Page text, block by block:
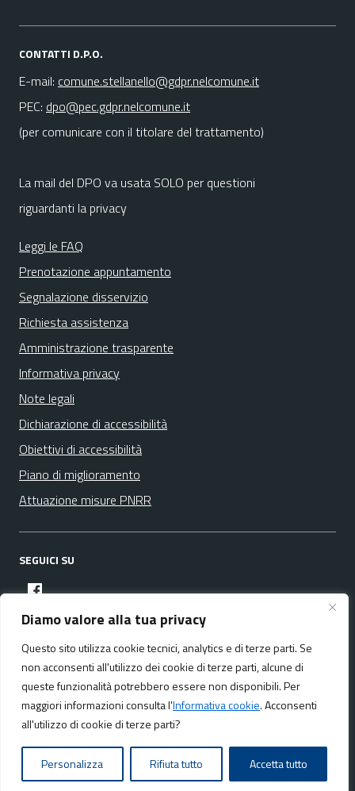
Diamo valore alla tua privacy
Questo sito utilizza cookie tecnici, analytics e di terze parti. Se
non acconsenti all'utilizzo dei cookie di terze parti, alcune di
queste funzionalità potrebbero essere non disponibili. Per
maggiori informazioni consulta l'Informativa cookie. Acconsenti
all'utilizzo di cookie di terze parti?
Personalizza Rifiuta tutto Accetta tutto
CONTATTI D.P.O.
E-mail: comune.stellanello@gdpr.nelcomune.it
PEC: dpo@pec.gdpr.nelcomune.it
(per comunicare con il titolare del trattamento)
La mail del DPO va usata SOLO per questioni
riguardanti la privacy
Leggi le FAQ
Prenotazione appuntamento
Segnalazione disservizio
Richiesta assistenza
Amministrazione trasparente
Informativa privacy
Note legali
Dichiarazione di accessibilità
Obiettivi di accessibilità
Piano di miglioramento
Attuazione misure PNRR
SEGUICI SU
facebook
Media policy Mappa del sito
Realizzato da:NeMeA Sistemi Srl